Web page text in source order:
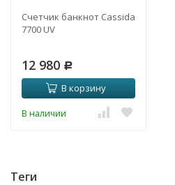
Счетчик банкнот Cassida
7700 UV
12 980 Р
В корзину
В наличии
Теги